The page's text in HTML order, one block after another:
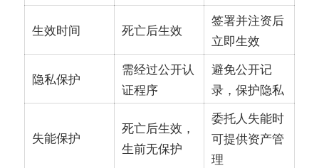
生效时间 死亡后生效
签署并注资后
立即生效
隐私保护
需经过公开认
证程序
避免公开记
录，保护隐私
失能保护
死亡后生效，
生前无保护
委托人失能时
可提供资产管
理